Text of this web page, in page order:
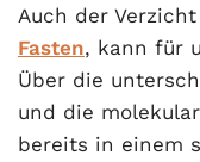
Auch der
Fasten, kann für
Über die
und die
bereits in einem